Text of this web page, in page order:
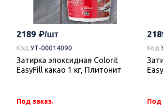
2189
Код УТ-00014090
Затирка эпоксидная Colorit
EasyFill какао 1 кг, Плитонит
Под заказ.
Код
Под